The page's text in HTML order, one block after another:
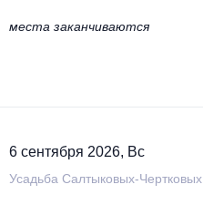
места заканчиваются
6 сентября 2026, Вс
Усадьба Салтыковых-Чертковых